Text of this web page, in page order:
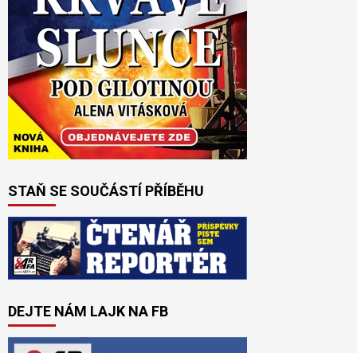
STAŇ SE SOUČÁSTÍ PŘÍBĚHU
DEJTE NÁM LAJK NA FB